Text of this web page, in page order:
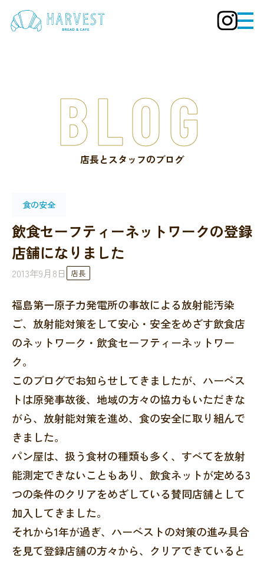
店長とスタッフのブログ
BLOG
食の安全
飲食セーフティーネットワークの登録
店舗になりました
2013年9月8日 店長
福島第一原子力発電所の事故による放射能汚染
ご、放射能対策をして安心・安全をめざす飲食店
のネットワーク・飲食セーフティーネットワー
ク。
このブログでお知らせしてきましたが、ハーベス
トは原発事故後、地域の方々の協力もいただきな
がら、放射能対策を進め、食の安全に取り組んで
きました。
パン屋は、扱う食材の種類も多く、すべてを放射
能測定できないこともあり、飲食ネットが定める3
つの条件のクリアをめざしている賛同店舗として
加入してきました。
それから1年が過ぎ、ハーベストの対策の進み具合
を見て登録店舗の方々から、クリアできていると